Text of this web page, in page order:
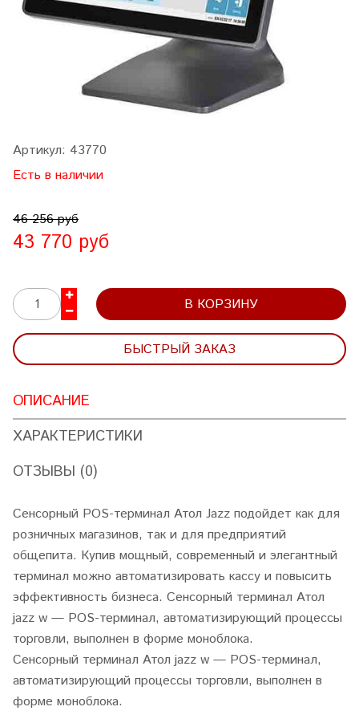
Артикул: 43770
Есть в наличии
46 256 руб
43 770 руб
В КОРЗИНУ
БЫСТРЫЙ ЗАКАЗ
ОПИСАНИЕ
ХАРАКТЕРИСТИКИ
ОТЗЫВЫ (0)
Сенсорный POS-терминал Атол Jazz подойдет как для
розничных магазинов, так и для предприятий
общепита. Купив мощный, современный и элегантный
терминал можно автоматизировать кассу и повысить
эффективность бизнеса. Сенсорный терминал Атол
jazz w — POS-терминал, автоматизирующий процессы
торговли, выполнен в форме моноблока.
Сенсорный терминал Атол jazz w — POS-терминал,
автоматизирующий процессы торговли, выполнен в
форме моноблока.